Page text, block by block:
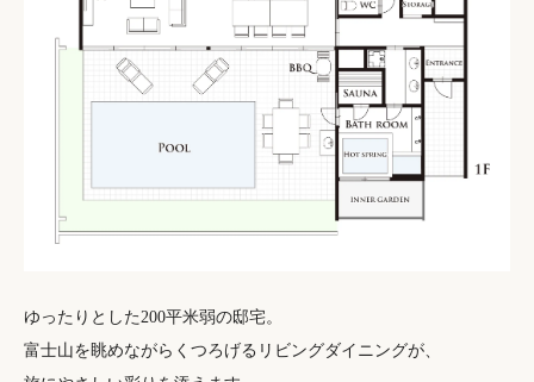
ゆったりとした200平米弱の邸宅。
富士山を眺めながらくつろげるリビングダイニングが、